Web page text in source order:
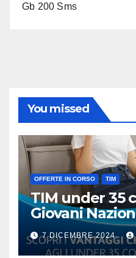
Gb 200 Sms
You missed
OFFERTE IN CORSO TIM
TIM under 35
Giovani
7 DICEMBRE 2024